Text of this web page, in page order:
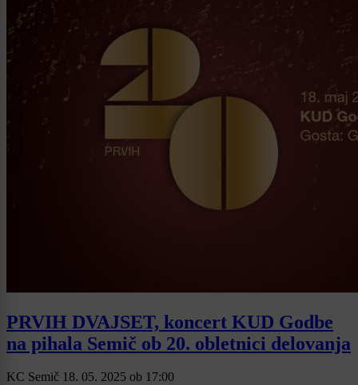
PRVIH DVAJSET, koncert KUD Godbe
na pihala Semič ob 20. obletnici delovanja
KC Semič 18. 05. 2025 ob 17:00